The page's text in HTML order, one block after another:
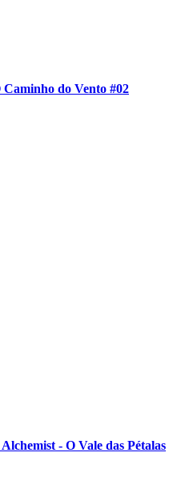
do Vento #02
- O Vale das Pétalas